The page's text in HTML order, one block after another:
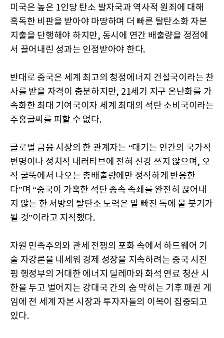
미국은 높은 1인당 탄소 발자국과 역사적 원죄에 대해
혹독한 비판을 받아야 마땅하며 더 빠른 탈탄소화 자본
지출을 단행해야 하지만, 동시에 연간 배출량을 정점에
서 끌어내린 성과는 인정받아야 한다.
반대로 중국은 세계 최고의 청정에너지 건설국이라는 찬
사를 받을 자격이 충분하지만, 21세기 지구 온난화를 가
속화한 최대 기여국이자 세계 최대의 석탄 소비국이라는
주홍글씨를 피할 수 없다.
글로벌 금융 시장의 한 관계자는 “대기는 인간의 국가적
변명이나 정치적 내러티브에 전혀 신경 쓰지 않으며, 오
직 굴뚝에서 나오는 총배출량에만 정직하게 반응한
다”며 “중국이 가혹한 석탄 종속 족쇄를 완전히 끊어내
지 않는 한 서방의 탈탄소 노력은 밑 빠진 독에 물 붓기가
될 것”이라고 지적했다.
자원 민족주의와 관세 전쟁의 포화 속에서 하드웨어 기
술 자강론을 내세워 경제 성장을 지속하려는 중국 시진
핑 행정부의 거대한 에너지 딜레마와 화석 연료 청산 시
한을 두고 벌어지는 강대국 간의 숨 막히는 기후 패권 게
임에 전 세계 자본 시장과 투자자들의 이목이 집중되고
있다.